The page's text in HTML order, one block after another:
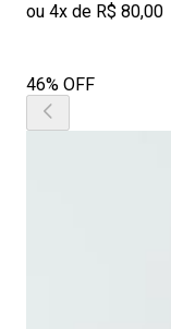
ou 4x de R$ 80,00
46% OFF